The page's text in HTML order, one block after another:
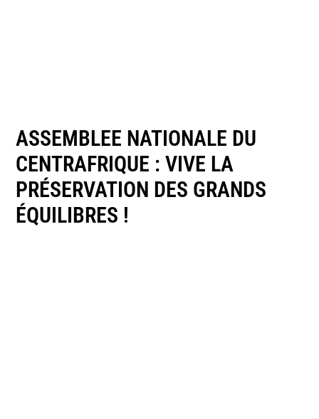
ASSEMBLEE NATIONALE DU
CENTRAFRIQUE : VIVE LA
PRÉSERVATION DES GRANDS
ÉQUILIBRES !